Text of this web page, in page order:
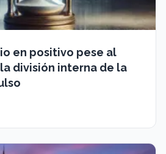
en positivo pese al
división interna de la